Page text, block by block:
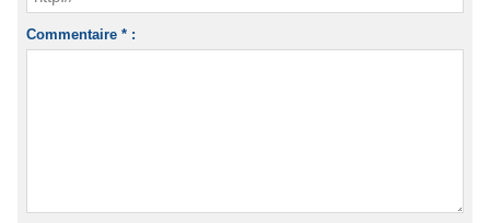
Commentaire * :